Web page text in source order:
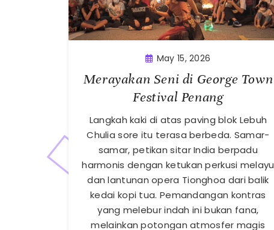
May 15, 2026
Merayakan Seni di George Town
Festival Penang
Langkah kaki di atas paving blok Lebuh
Chulia sore itu terasa berbeda. Samar-
samar, petikan sitar India berpadu
harmonis dengan ketukan perkusi melayu
dan lantunan opera Tionghoa dari balik
kedai kopi tua. Pemandangan kontras
yang melebur indah ini bukan fana,
melainkan potongan atmosfer magis